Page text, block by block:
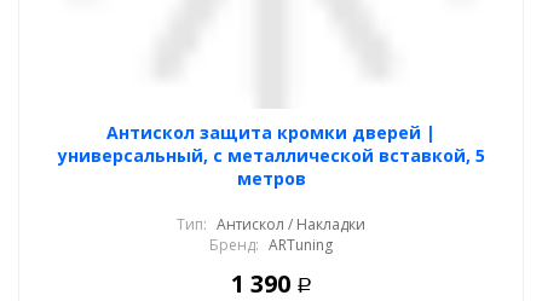
Антискол защита кромки дверей |
универсальный, с металлической вставкой, 5
метров
Тип: Антискол / Накладки
Бренд: ARTuning
1 390 Р